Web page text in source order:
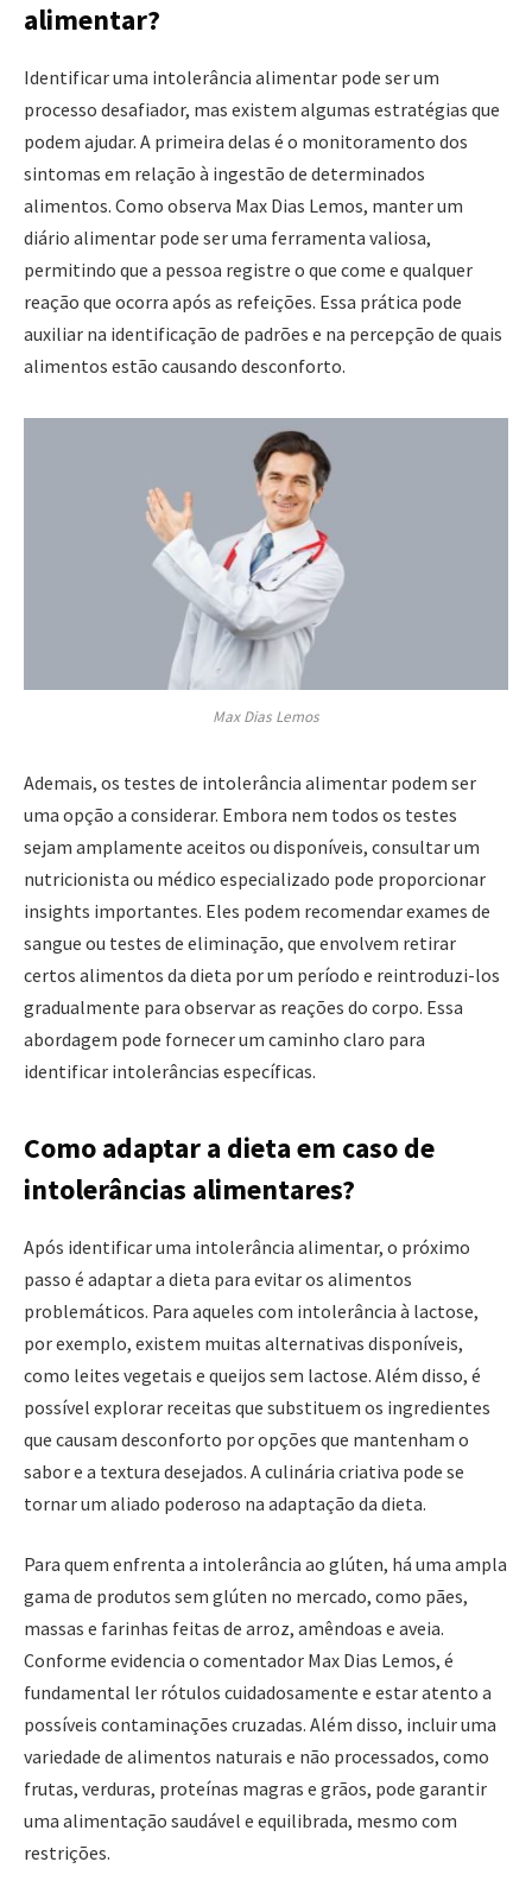
alimentar?
Identificar uma intolerância alimentar pode ser um
processo desafiador, mas existem algumas estratégias que
podem ajudar. A primeira delas é o monitoramento dos
sintomas em relação à ingestão de determinados
alimentos. Como observa Max Dias Lemos, manter um
diário alimentar pode ser uma ferramenta valiosa,
permitindo que a pessoa registre o que come e qualquer
reação que ocorra após as refeições. Essa prática pode
auxiliar na identificação de padrões e na percepção de quais
alimentos estão causando desconforto.
Max Dias Lemos
Ademais, os testes de intolerância alimentar podem ser
uma opção a considerar. Embora nem todos os testes
sejam amplamente aceitos ou disponíveis, consultar um
nutricionista ou médico especializado pode proporcionar
insights importantes. Eles podem recomendar exames de
sangue ou testes de eliminação, que envolvem retirar
certos alimentos da dieta por um período e reintroduzi-los
gradualmente para observar as reações do corpo. Essa
abordagem pode fornecer um caminho claro para
identificar intolerâncias específicas.
Como adaptar a dieta em caso de
intolerâncias alimentares?
Após identificar uma intolerância alimentar, o próximo
passo é adaptar a dieta para evitar os alimentos
problemáticos. Para aqueles com intolerância à lactose,
por exemplo, existem muitas alternativas disponíveis,
como leites vegetais e queijos sem lactose. Além disso, é
possível explorar receitas que substituem os ingredientes
que causam desconforto por opções que mantenham o
sabor e a textura desejados. A culinária criativa pode se
tornar um aliado poderoso na adaptação da dieta.
Para quem enfrenta a intolerância ao glúten, há uma ampla
gama de produtos sem glúten no mercado, como pães,
massas e farinhas feitas de arroz, amêndoas e aveia.
Conforme evidencia o comentador Max Dias Lemos, é
fundamental ler rótulos cuidadosamente e estar atento a
possíveis contaminações cruzadas. Além disso, incluir uma
variedade de alimentos naturais e não processados, como
frutas, verduras, proteínas magras e grãos, pode garantir
uma alimentação saudável e equilibrada, mesmo com
restrições.